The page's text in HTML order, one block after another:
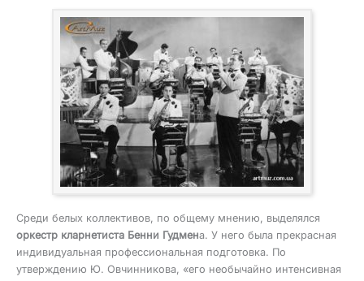
Среди белых коллективов, по общему мнению, выделялся
оркестр кларнетиста Бенни Гудмена. У него была прекрасная
индивидуальная профессиональная подготовка. По
утверждению Ю. Овчинникова, «его необычайно интенсивная